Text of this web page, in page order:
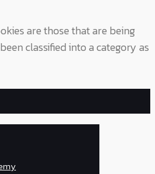
are those that are being
classified into a category as